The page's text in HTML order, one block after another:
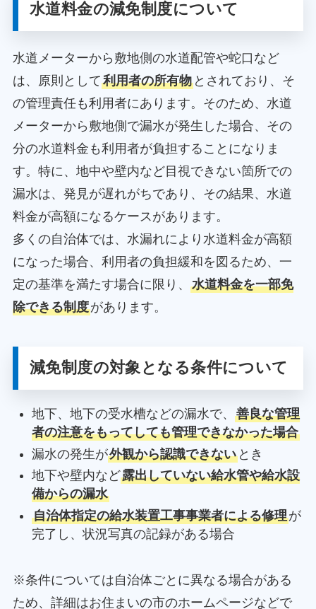
水道料金の減免制度について
水道メーターから敷地側の水道配管や蛇口など
は、原則として利用者の所有物とされており、そ
の管理責任も利用者にあります。そのため、水道
メーターから敷地側で漏水が発生した場合、その
分の水道料金も利用者が負担することになりま
す。特に、地中や壁内など目視できない箇所での
漏水は、発見が遅れがちであり、その結果、水道
料金が高額になるケースがあります。
多くの自治体では、水漏れにより水道料金が高額
になった場合、利用者の負担緩和を図るため、一
定の基準を満たす場合に限り、 水道料金を一部免
除できる制度があります。
減免制度の対象となる条件について
地下、地下の受水槽などの漏水で、 善良な管理
者の注意をもってしても管理できなかった場合
漏水の発生が外観から認識できないとき
地下や壁内など露出していない給水管や給水設
備からの漏水
自治体指定の給水装置工事事業者による修理が
完了し、状況写真の記録がある場合
※条件については自治体ごとに異なる場合がある
ため、詳細はお住まいの市のホームページなどで